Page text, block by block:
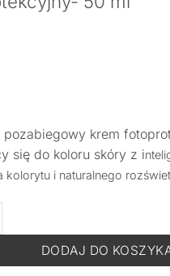
pozabiegowy krem
się do koloru skóry z i
kolorytu i naturalnego
Chameleon Glow
DODAJ DO